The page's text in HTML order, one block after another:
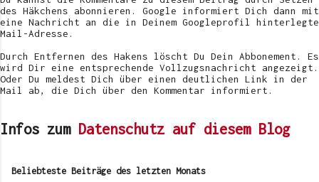
l
i
c
e
n
des Häkchens abonnieren. Google informiert Dich dann mit
eine Nachricht an die in Deinem Googleprofil hinterlegte
Mail-Adresse.
Durch Entfernen des Hakens löscht Du Dein Abbonement. Es
wird Dir eine entsprechende Vollzugsnachricht angezeigt.
Oder Du meldest Dich über einen deutlichen Link in der
Mail ab, die Dich über den Kommentar informiert.
Infos zum Datenschutz auf diesem Blog
Beliebteste Beiträge des letzten Monats